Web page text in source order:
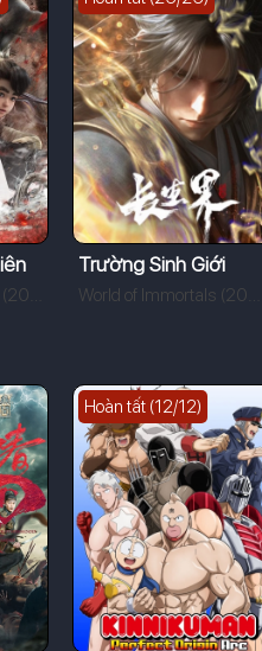
One Way or Another (2024)
Trường Sinh Giới
World of Immortals (2024)
Hoàn tất (12/12)